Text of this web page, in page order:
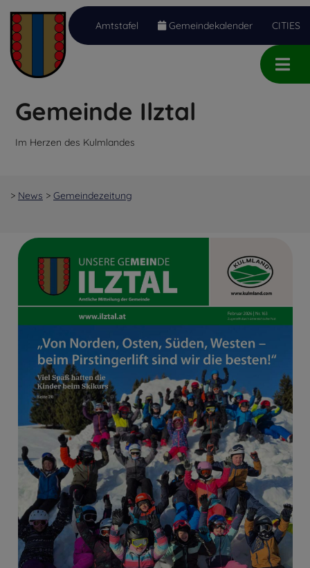
Inhalt
(Accesskey
1)
Hauptmenü
(Accesskey
2)
Quicklinks
(Accesskey
3)
Gemeinde Ilztal
Im Herzen des Kulmlandes
Amtstafel Gemeindekalender CITIES
> News > Gemeindezeitung